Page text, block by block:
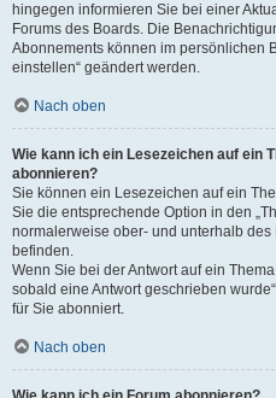
hingegen informieren Sie bei einer
Forums des Boards. Die
Abonnements können im persönlichen
einstellen“ geändert werden.
Nach oben
Wie kann ich ein Lesezeichen auf ein
abonnieren?
Sie können ein Lesezeichen auf ein
Sie die entsprechende Option in den
normalerweise ober- und unterhalb
befinden.
Wenn Sie bei der Antwort auf ein
sobald eine Antwort geschrieben
für Sie abonniert.
Nach oben